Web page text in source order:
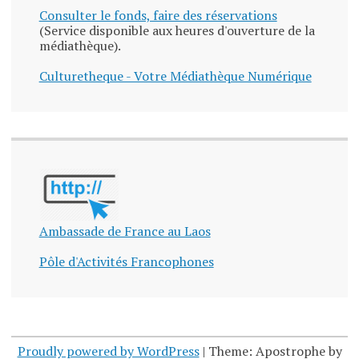
Consulter le fonds, faire des réservations
(Service disponible aux heures d'ouverture de la
médiathèque).
Culturetheque - Votre Médiathèque Numérique
Ambassade de France au Laos
Pôle d'Activités Francophones
Proudly powered by WordPress | Theme: Apostrophe by